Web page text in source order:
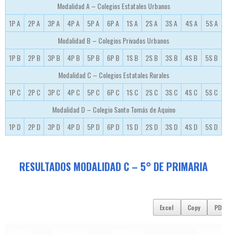
Modalidad A – Colegios Estatales Urbanos
1P A
2P A 3P A 4P A 5P A 6P A 1S A 2S A 3S A 4S A
5S A
Modalidad B – Colegios Privados Urbanos
1P B
2P B 3P B 4P B 5P B 6P B 1S B 2S B 3S B 4S B
5S B
Modalidad C – Colegios Estatales Rurales
1P C
2P C 3P C 4P C 5P C 6P C 1S C 2S C 3S C 4S C
5S C
Modalidad D – Colegio Santo Tomás de Aquino
1P D
2P D 3P D 4P D 5P D 6P D 1S D 2S D 3S D 4S D 5S D
RESULTADOS MODALIDAD C – 5° DE PRIMARIA
Excel Copy PDF